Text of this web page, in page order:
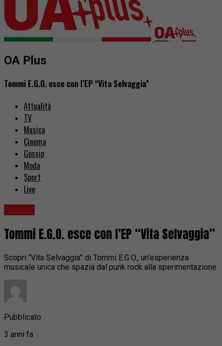
OA Plus
Tommi E.G.O. esce con l’EP “Vita Selvaggia”
Attualità
TV
Musica
Cinema
Gossip
Moda
Sport
Live
Tommi E.G.O. esce con l’EP “Vita Selvaggia”
Scopri “Vita Selvaggia” di Tommi E.G.O., un’esperienza
musicale unica che spazia dal punk rock alla sperimentazione
Pubblicato
3 anni fa